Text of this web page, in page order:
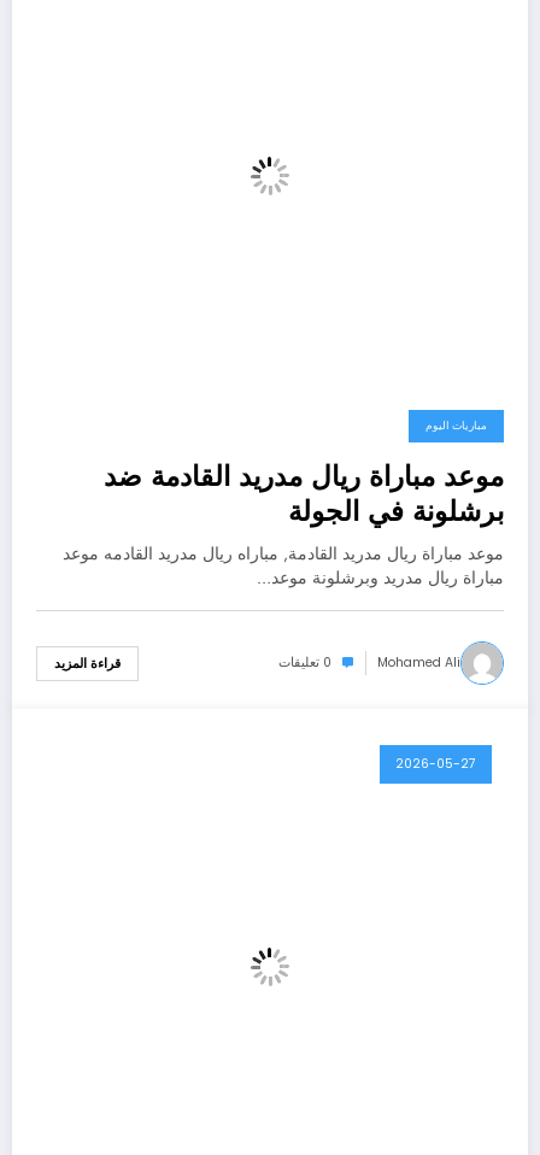
مباريات اليوم
موعد مباراة ريال مدريد القادمة ضد
برشلونة في الجولة
موعد مباراة ريال مدريد القادمة, مباراه ريال مدريد القادمه موعد
مباراة ريال مدريد وبرشلونة موعد…
Mohamed Ali 0 تعليقات قراءة المزيد
2026-05-27